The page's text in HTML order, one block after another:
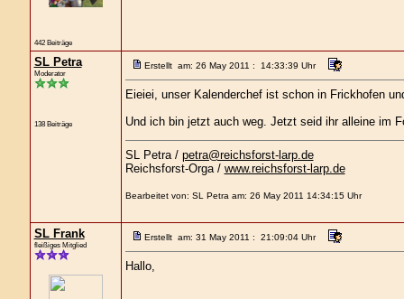
442 Beiträge
SL Petra
Moderator
138 Beiträge
Erstellt am: 26 May 2011 : 14:33:39 Uhr
Eieiei, unser Kalenderchef ist schon in Frickhofen
Und ich bin jetzt auch weg. Jetzt seid ihr alleine im
SL Petra / petra@reichsforst-larp.de
Reichsforst-Orga / www.reichsforst-larp.de
Bearbeitet von: SL Petra am: 26 May 2011 14:34:15 Uhr
SL Frank
fleißiges Mitglied
Erstellt am: 31 May 2011 : 21:09:04 Uhr
Hallo,